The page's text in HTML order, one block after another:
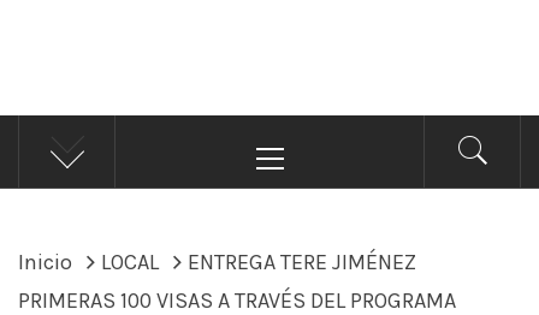
ÁNDALE NOTICIAS
Noticias
principal
Inicio LOCAL
ENTREGA TERE JIMÉNEZ
PRIMERAS 100 VISAS A TRAVÉS DEL PROGRAMA